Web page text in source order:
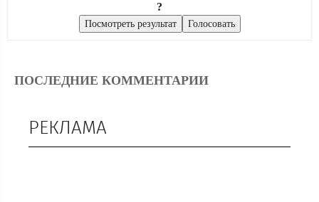
?
ПОСЛЕДНИЕ КОММЕНТАРИИ
РЕКЛАМА